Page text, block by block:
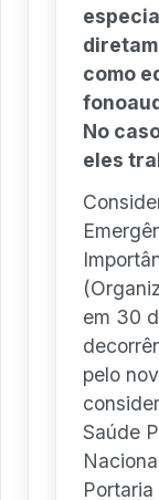
como
No
eles
em 30
pelo
Saúde